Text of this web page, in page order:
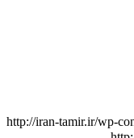
http://iran-tamir.ir/wp-